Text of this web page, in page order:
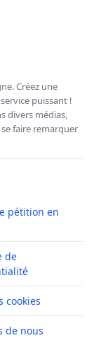
Créez une
puissant !
divers médias,
faire remarquer
pétition en
de
cookies
de nous